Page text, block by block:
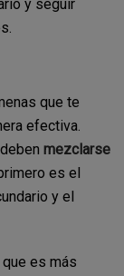
y seguir
que te
efectiva.
mezclarse
es el
y el
es más